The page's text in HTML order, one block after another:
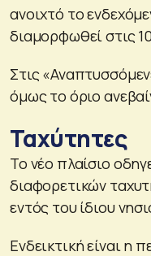
ανοιχτό το
διαμορφωθεί στις
Στις
όμως το όριο
Ταχύτητες
Το νέο πλαίσιο
διαφορετικών
εντός του ίδιου
Ενδεικτική είναι η